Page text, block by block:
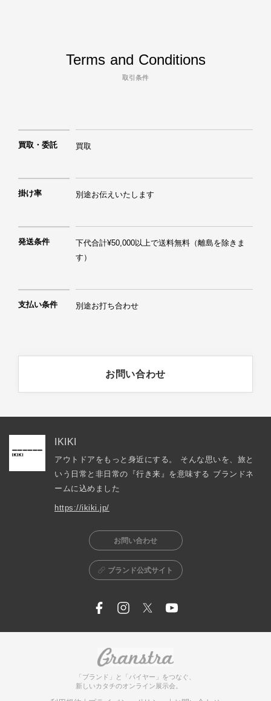
Terms and Conditions
取引条件
買取・委託 買取
掛け率 別途お伝えいたします
発送条件
下代合計¥50,000以上で送料無料（離島を除きま
す）
支払い条件 別途お打ち合わせ
お問い合わせ
IKIKI
アウトドアをもっと身近にする。 そんな思いを、旅と
いう日常と非日常の『行き来』を意味する ブランドネ
ームに込めました
https://ikiki.jp/
お問い合わせ
ブランド公式サイト
「ブランド」と「バイヤー」をつなぐ、
新しいカタチのオンライン展示会。